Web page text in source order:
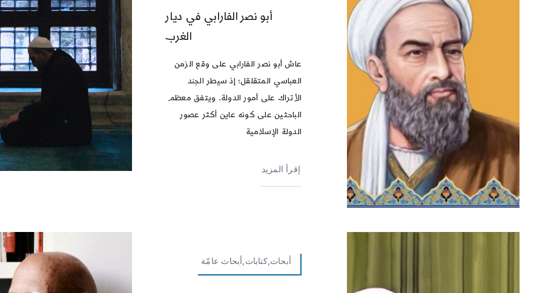
أبو نصر الفارابي في ديار
الغرب
عاش أبو نصر الفارابي على وقع الزمن
العباسي المتقلقل؛ إذ سيطر الجند
الأتراك على أمور الدولة. ويتفق معظم
الباحثين على كونه عاين أكثر عصور
الدولة الإسلامية
إقرأ المزيد
أبحاث,كتابات,أبحاث عامّة